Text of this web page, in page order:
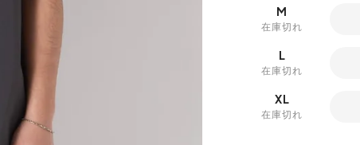
M
在庫切れ
L
在庫切れ
XL
在庫切れ